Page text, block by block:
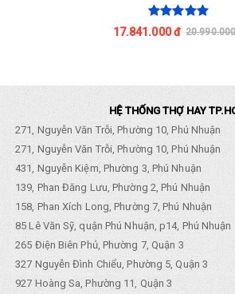
17.841.000 đ
HỆ THỐNG THỢ HAY
271, Nguyễn Văn Trỗi, Phường 10, Phú Nhuận
271, Nguyễn Văn Trỗi, Phường 10, Phú Nhuận
431, Nguyễn Kiệm, Phường 3, Phú Nhuận
139, Phan Đăng Lưu, Phường 2, Phú Nhuận
158, Phan Xích Long, Phường 7, Phú Nhuận
85 Lê Văn Sỹ, quận Phú Nhuận, p14, Phú Nhuận
265 Điện Biên Phủ, Phường 7, Quận 3
327 Nguyễn Đình Chiểu, Phường 5, Quận 3
927 Hoàng Sa, Phường 11, Quận 3